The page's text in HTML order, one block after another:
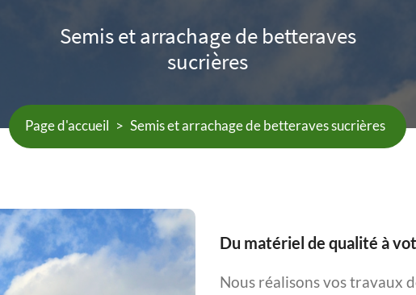
Semis et arrachage de betteraves
sucrières
Page d'accueil > Semis et arrachage de betteraves sucrières
Du matériel de qualité à
Nous réalisons vos travaux